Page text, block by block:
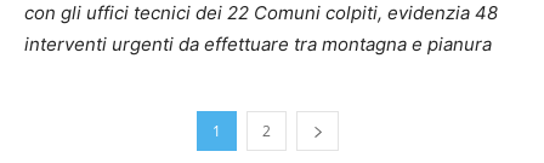
con gli uffici tecnici dei 22 Comuni colpiti, evidenzia 48
interventi urgenti da effettuare tra montagna e pianura
1 2